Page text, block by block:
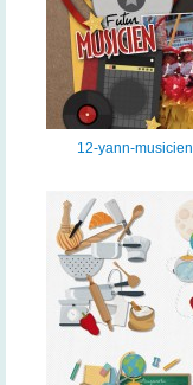
12-yann-musicien